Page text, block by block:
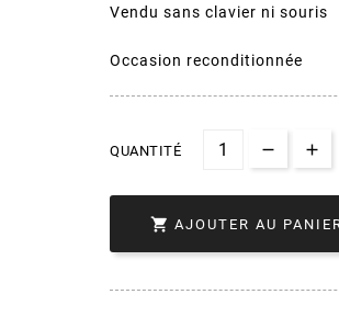
Vendu sans clavier ni souris
Occasion reconditionnée
QUANTITÉ
 AJOUTER AU